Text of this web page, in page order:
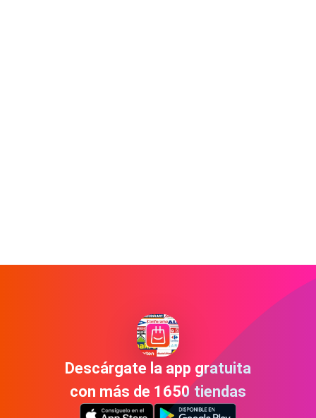
Descárgate la app gratuita
con más de 1650 tiendas